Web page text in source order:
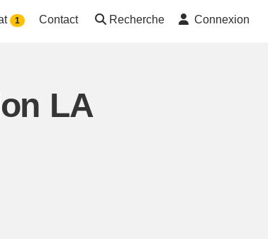
1 Contact Recherche Connexion
LA